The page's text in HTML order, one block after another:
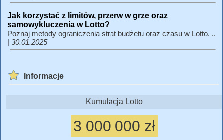
Jak korzystać z limitów, przerw w grze oraz
samowykluczenia w Lotto?
Poznaj metody ograniczenia strat budżetu oraz czasu w Lotto. ..
| 30.01.2025
Informacje
Kumulacja Lotto
3 000 000 zł